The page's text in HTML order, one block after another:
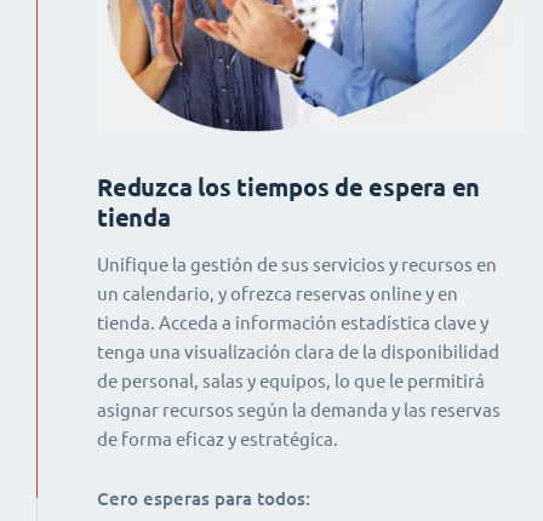
Reduzca los tiempos de espera en
tienda
Unifique la gestión de sus servicios y recursos en
un calendario, y ofrezca reservas online y en
tienda. Acceda a información estadística clave y
tenga una visualización clara de la disponibilidad
de personal, salas y equipos, lo que le permitirá
asignar recursos según la demanda y las reservas
de forma eficaz y estratégica.
Cero esperas para todos: